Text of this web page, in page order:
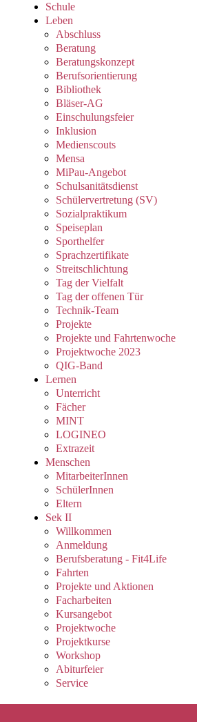
Schule
Leben
Abschluss
Beratung
Beratungskonzept
Berufsorientierung
Bibliothek
Bläser-AG
Einschulungsfeier
Inklusion
Medienscouts
Mensa
MiPau-Angebot
Schulsanitätsdienst
Schülervertretung (SV)
Sozialpraktikum
Speiseplan
Sporthelfer
Sprachzertifikate
Streitschlichtung
Tag der Vielfalt
Tag der offenen Tür
Technik-Team
Projekte
Projekte und Fahrtenwoche
Projektwoche 2023
QIG-Band
Lernen
Unterricht
Fächer
MINT
LOGINEO
Extrazeit
Menschen
MitarbeiterInnen
SchülerInnen
Eltern
Sek II
Willkommen
Anmeldung
Berufsberatung - Fit4Life
Fahrten
Projekte und Aktionen
Facharbeiten
Kursangebot
Projektwoche
Projektkurse
Workshop
Abiturfeier
Service